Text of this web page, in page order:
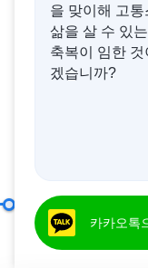
달아야 한다. 그
냐? 바로 정상인
단을 가지고 긍
인성을 가진 사람
을 때 최우선으
을 맞이해 고
삶을 살 수 있
축복이 임한 것
겠습니까?
카카오톡